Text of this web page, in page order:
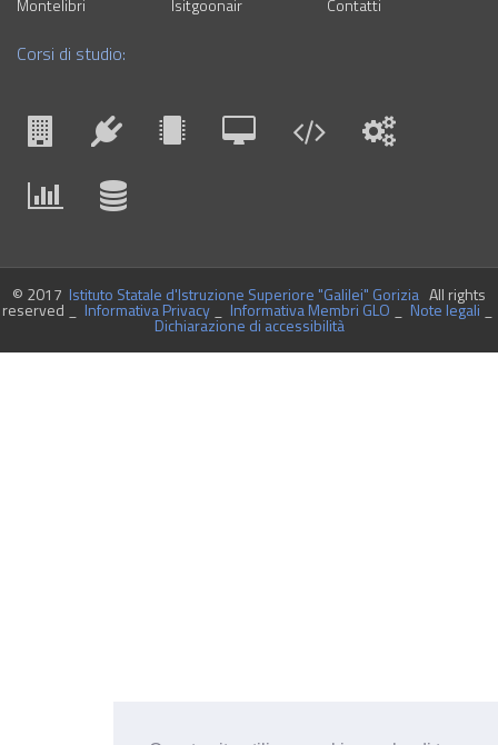
Montelibri
Isitgoonair Contatti
Corsi di studio:
© 2017 Istituto Statale d'Istruzione Superiore "Galilei" Gorizia All rights
reserved _ Informativa Privacy_ Informativa Membri GLO Note legali
Dichiarazione di accessibilità